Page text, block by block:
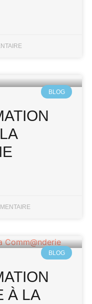
BLOG
BLOG
À LA